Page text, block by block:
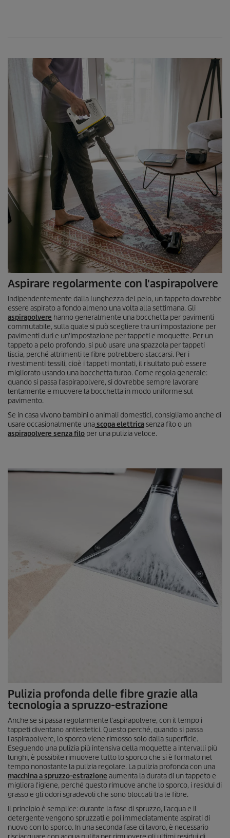
Aspirare regolarmente con l'aspirapolvere
Indipendentemente dalla lunghezza del pelo, un tappeto dovrebbe
essere aspirato a fondo almeno una volta alla settimana. Gli
aspirapolvere hanno generalmente una bocchetta per pavimenti
commutabile, sulla quale si può scegliere tra un'impostazione per
pavimenti duri e un'impostazione per tappeti e moquette. Per un
tappeto a pelo profondo, si può usare una spazzola per tappeti
liscia, perché altrimenti le fibre potrebbero staccarsi. Per i
rivestimenti tessili, cioè i tappeti montati, il risultato può essere
migliorato usando una bocchetta turbo. Come regola generale:
quando si passa l'aspirapolvere, si dovrebbe sempre lavorare
lentamente e muovere la bocchetta in modo uniforme sul
pavimento.
Se in casa vivono bambini o animali domestici, consigliamo anche di
usare occasionalmente unascopa elettrica senza filo o un
aspirapolvere senza filo per una pulizia veloce.
Pulizia profonda delle fibre grazie alla
tecnologia a spruzzo-estrazione
Anche se si passa regolarmente l'aspirapolvere, con il tempo i
tappeti diventano antiestetici. Questo perché, quando si passa
l'aspirapolvere, lo sporco viene rimosso solo dalla superficie.
Eseguendo una pulizia più intensiva della moquette a intervalli più
lunghi, è possibile rimuovere tutto lo sporco che si è formato nel
tempo nonostante la pulizia regolare. La pulizia profonda con una
macchina a spruzzo-estrazione aumenta la durata di un tappeto e
migliora l'igiene, perché questo rimuove anche lo sporco, i residui di
grasso e gli odori sgradevoli che sono bloccati tra le fibre.
Il principio è semplice: durante la fase di spruzzo, l'acqua e il
detergente vengono spruzzati e poi immediatamente aspirati di
nuovo con lo sporco. In una seconda fase di lavoro, è necessario